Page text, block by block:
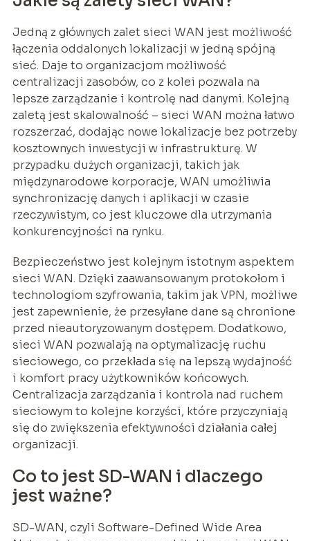
Jedną z głównych zalet sieci WAN jest możliwość
łączenia oddalonych lokalizacji w jedną spójną
sieć. Daje to organizacjom możliwość
centralizacji zasobów, co z kolei pozwala na
lepsze zarządzanie i kontrolę nad danymi. Kolejną
zaletą jest skalowalność – sieci WAN można łatwo
rozszerzać, dodając nowe lokalizacje bez potrzeby
kosztownych inwestycji w infrastrukturę. W
przypadku dużych organizacji, takich jak
międzynarodowe korporacje, WAN umożliwia
synchronizację danych i aplikacji w czasie
rzeczywistym, co jest kluczowe dla utrzymania
konkurencyjności na rynku.
Bezpieczeństwo jest kolejnym istotnym aspektem
sieci WAN. Dzięki zaawansowanym protokołom i
technologiom szyfrowania, takim jak VPN, możliwe
jest zapewnienie, że przesyłane dane są chronione
przed nieautoryzowanym dostępem. Dodatkowo,
sieci WAN pozwalają na optymalizację ruchu
sieciowego, co przekłada się na lepszą wydajność
i komfort pracy użytkowników końcowych.
Centralizacja zarządzania i kontrola nad ruchem
sieciowym to kolejne korzyści, które przyczyniają
się do zwiększenia efektywności działania całej
organizacji.
Co to jest SD-WAN i dlaczego
jest ważne?
SD-WAN, czyli Software-Defined Wide Area